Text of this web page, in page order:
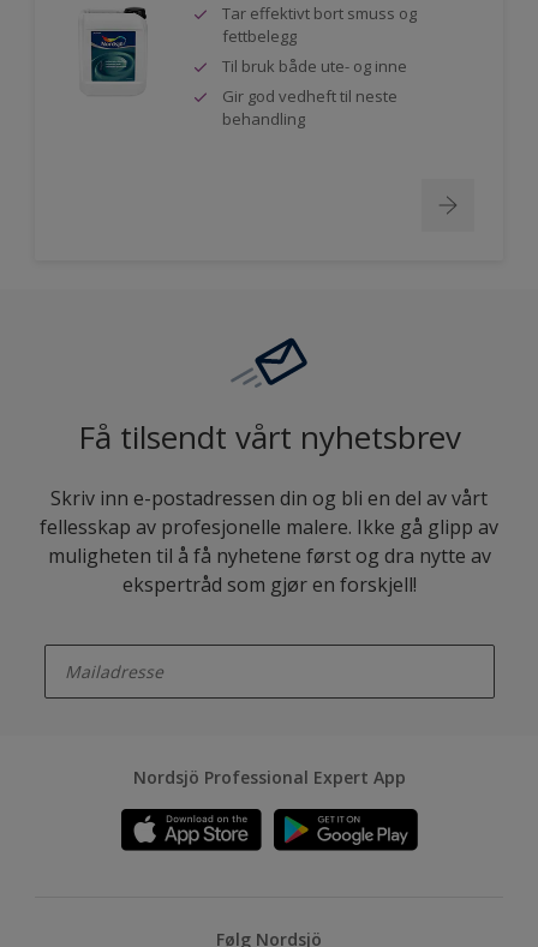
Tar effektivt bort smuss og
fettbelegg
Til bruk både ute- og inne
Gir god vedheft til neste
behandling
Få tilsendt vårt nyhetsbrev
Skriv inn e-postadressen din og bli en del av vårt
fellesskap av profesjonelle malere. Ikke gå glipp av
muligheten til å få nyhetene først og dra nytte av
ekspertråd som gjør en forskjell!
Nordsjö Professional Expert App
Følg Nordsjö